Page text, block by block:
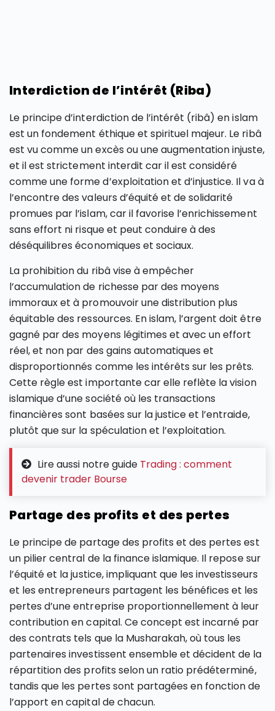
Interdiction de l’intérêt (Riba)
Le principe d’interdiction de l’intérêt (ribâ) en islam
est un fondement éthique et spirituel majeur. Le ribâ
est vu comme un excès ou une augmentation injuste,
et il est strictement interdit car il est considéré
comme une forme d’exploitation et d’injustice. Il va à
l’encontre des valeurs d’équité et de solidarité
promues par l’islam, car il favorise l’enrichissement
sans effort ni risque et peut conduire à des
déséquilibres économiques et sociaux.
La prohibition du ribâ vise à empêcher
l’accumulation de richesse par des moyens
immoraux et à promouvoir une distribution plus
équitable des ressources. En islam, l’argent doit être
gagné par des moyens légitimes et avec un effort
réel, et non par des gains automatiques et
disproportionnés comme les intérêts sur les prêts.
Cette règle est importante car elle reflète la vision
islamique d’une société où les transactions
financières sont basées sur la justice et l’entraide,
plutôt que sur la spéculation et l’exploitation.
Lire aussi notre guide Trading : comment
devenir trader Bourse
Partage des profits et des pertes
Le principe de partage des profits et des pertes est
un pilier central de la finance islamique. Il repose sur
l’équité et la justice, impliquant que les investisseurs
et les entrepreneurs partagent les bénéfices et les
pertes d’une entreprise proportionnellement à leur
contribution en capital. Ce concept est incarné par
des contrats tels que la Musharakah, où tous les
partenaires investissent ensemble et décident de la
répartition des profits selon un ratio prédéterminé,
tandis que les pertes sont partagées en fonction de
l’apport en capital de chacun.